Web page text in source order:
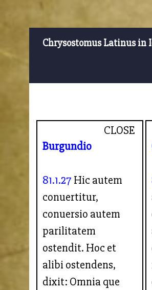
Chrysostomus Latinus in
CLOSE
Burgundio
81.1.27 Hic autem
conuertitur,
conuersio autem
parilitatem
ostendit. Hoc et
alibi ostendens,
dixit: Omnia que